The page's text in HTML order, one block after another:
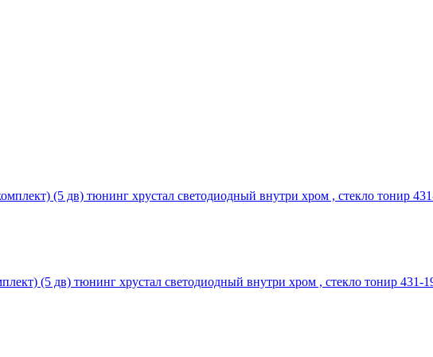
(5 дв) тюнинг хрустал светодиодный внутри хром , стекло тонир 431-